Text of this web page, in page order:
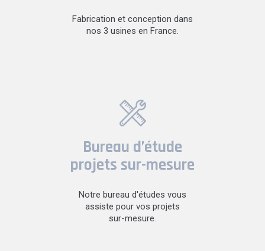
Fabrication et conception dans
nos 3 usines en France.
Bureau d’étude
projets sur-mesure
Notre bureau d'études vous
assiste pour vos projets
sur-mesure.